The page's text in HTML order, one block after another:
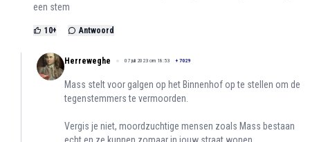
een stem
10+ Antwoord
Herreweghe 07 juli 2023 om 18:53 + 7029
Mass stelt voor galgen op het Binnenhof op te stellen om de
tegenstemmers te vermoorden.
Vergis je niet, moordzuchtige mensen zoals Mass bestaan